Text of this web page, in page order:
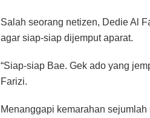
Salah seorang netizen, Dedie Al
agar siap-siap dijemput aparat.
“Siap-siap Bae. Gek ado yang
Farizi.
Menanggapi kemarahan